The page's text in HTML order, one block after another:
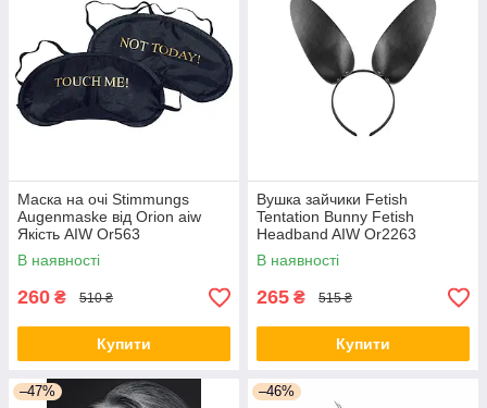
Маска на очі Stimmungs
Augenmaske від Orion aiw
Якість AIW Or563
В наявності
260 ₴ 510 ₴
Купити
Вушка зайчики Fetish
Tentation Bunny Fetish
Headband AIW Or2263
В наявності
265 ₴ 515 ₴
Купити
–47% –46%